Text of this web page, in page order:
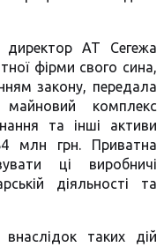
директор АТ Сегежа
фірми свого сина,
закону, передала
комплекс
та інші активи
млн грн. Приватна
ці виробничі
діяльності та
таких дій